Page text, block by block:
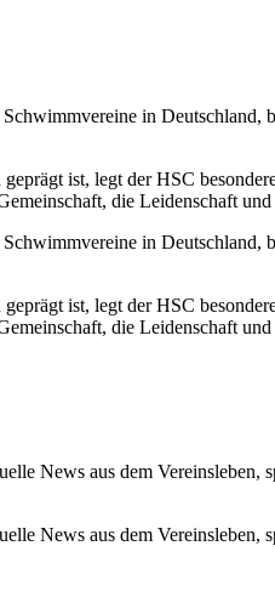
in
ist, legt der HSC
die Leidenschaft
in
ist, legt der HSC
die Leidenschaft
News aus dem
News aus dem